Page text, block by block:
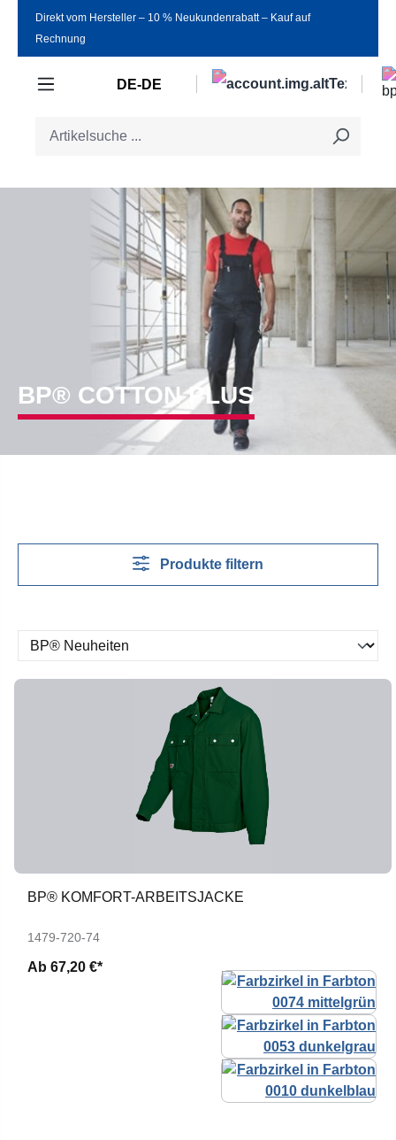
Zum Hauptinhalt springen
Direkt vom Hersteller ‒ 10 % Neukundenrabatt ‒ Kauf auf
Rechnung
DE-DE
BP® COTTON PLUS
Produkte filtern
BP® KOMFORT-ARBEITSJACKE
1479-720-74
Ab 67,20 €*